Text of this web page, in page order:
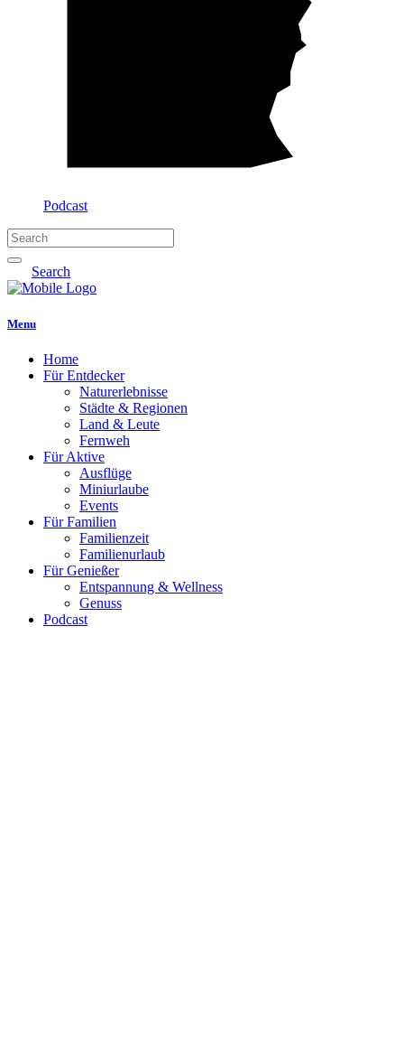
Podcast
Search
Menu
Home
Für Entdecker
Naturerlebnisse
Städte & Regionen
Land & Leute
Fernweh
Für Aktive
Ausflüge
Miniurlaube
Events
Für Familien
Familienzeit
Familienurlaub
Für Genießer
Entspannung & Wellness
Genuss
Podcast